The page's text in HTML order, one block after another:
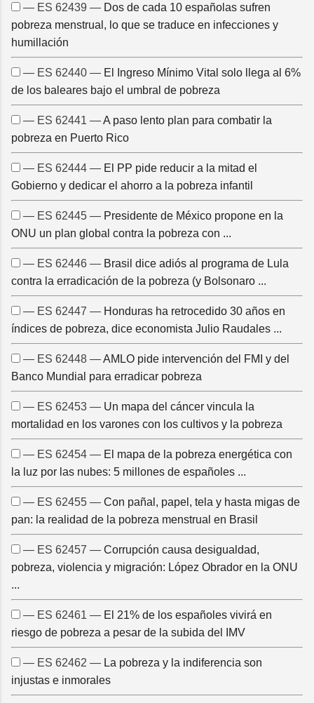
— ES 62439 — Dos de cada 10 españolas sufren
pobreza menstrual, lo que se traduce en infecciones y
humillación
— ES 62440 — El Ingreso Mínimo Vital solo llega al 6%
de los baleares bajo el umbral de pobreza
— ES 62441 —A paso lento plan para combatir la
pobreza en Puerto Rico
— ES 62444 — El PP pide reducir a la mitad el
Gobierno y dedicar el ahorro a la pobreza infantil
— ES 62445 — Presidente de México propone en la
ONU un plan global contra la pobreza con ...
— ES 62446 — Brasil dice adiós al programa de Lula
contra la erradicación de la pobreza (y Bolsonaro ...
— ES 62447 — Honduras ha retrocedido 30 años en
índices de pobreza, dice economista Julio Raudales ...
— ES 62448 —AMLO pide intervención del FMI y del
Banco Mundial para erradicar pobreza
— ES 62453 — Un mapa del cáncer vincula la
mortalidad en los varones con los cultivos y la pobreza
— ES 62454 — El mapa de la pobreza energética con
la luz por las nubes: 5 millones de españoles ...
— ES 62455 — Con pañal, papel, tela y hasta migas de
pan: la realidad de la pobreza menstrual en Brasil
— ES 62457 — Corrupción causa desigualdad,
pobreza, violencia y migración: López Obrador en la ONU
...
— ES 62461 — El 21% de los españoles vivirá en
riesgo de pobreza a pesar de la subida del IMV
— ES 62462 — La pobreza y la indiferencia son
injustas e inmorales